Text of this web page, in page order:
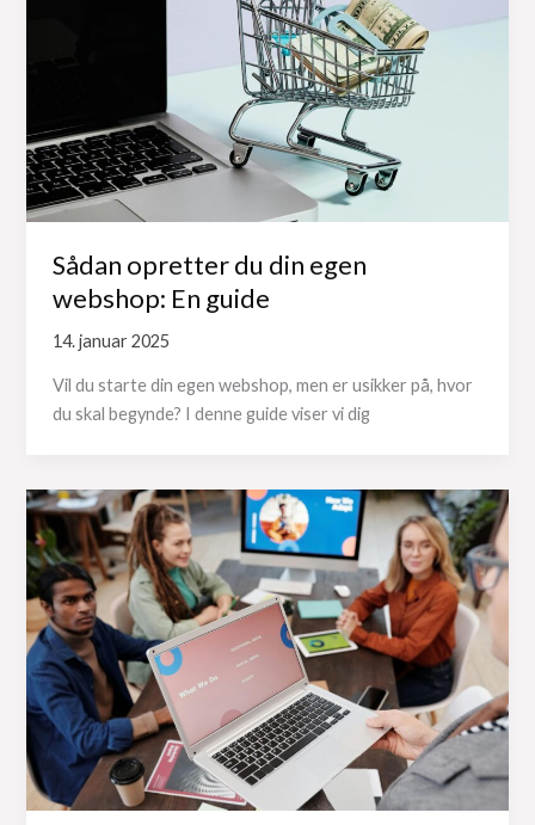
Sådan opretter du din egen
webshop: En guide
14. januar 2025
Vil du starte din egen webshop, men er usikker på, hvor
du skal begynde? I denne guide viser vi dig